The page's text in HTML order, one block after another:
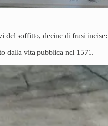
del soffitto, decine di frasi
dalla vita pubblica nel 1571.